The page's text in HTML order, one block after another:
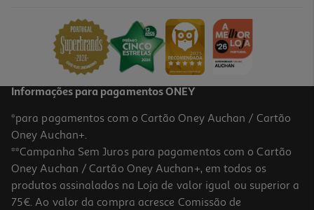
Informações para pagamentos ONEY
*para pagamentos com o Cartão Oney Auchan / Cartão
Oney Auchan+.
**Campanha Sem Juros para pagamentos com o Cartão
Oney Auchan / Cartão Oney Auchan+, em todos os
produtos assinalados na Loja de valor igual ou superior a
75€. Ao valor da compra acresce Comissão de